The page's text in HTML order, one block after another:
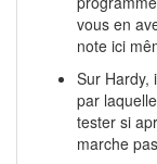
vous en
note ici
Sur Hardy,
par
tester si
marche